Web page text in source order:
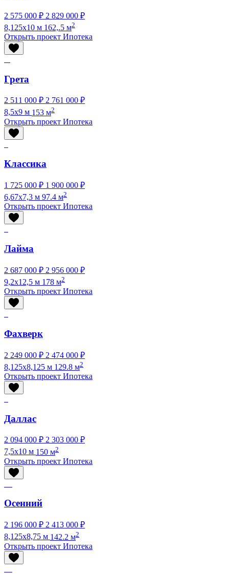
2 575 000 ₽ 2 829 000 ₽
8,125x10 м 162,.5 м2
Открыть проект Ипотека
Грета
2 511 000 ₽ 2 761 000 ₽
8,5x9 м 153 м2
Открыть проект Ипотека
Классика
1 725 000 ₽ 1 900 000 ₽
6,67x7,3 м 97.4 м2
Открыть проект Ипотека
Лайма
2 687 000 ₽ 2 956 000 ₽
9,2x12,5 м 178 м2
Открыть проект Ипотека
Фахверк
2 249 000 ₽ 2 474 000 ₽
8,125x8,125 м 129.8 м2
Открыть проект Ипотека
Даллас
2 094 000 ₽ 2 303 000 ₽
7,5x10 м 150 м2
Открыть проект Ипотека
Осенний
2 196 000 ₽ 2 413 000 ₽
8,125x8,75 м 142.2 м2
Открыть проект Ипотека